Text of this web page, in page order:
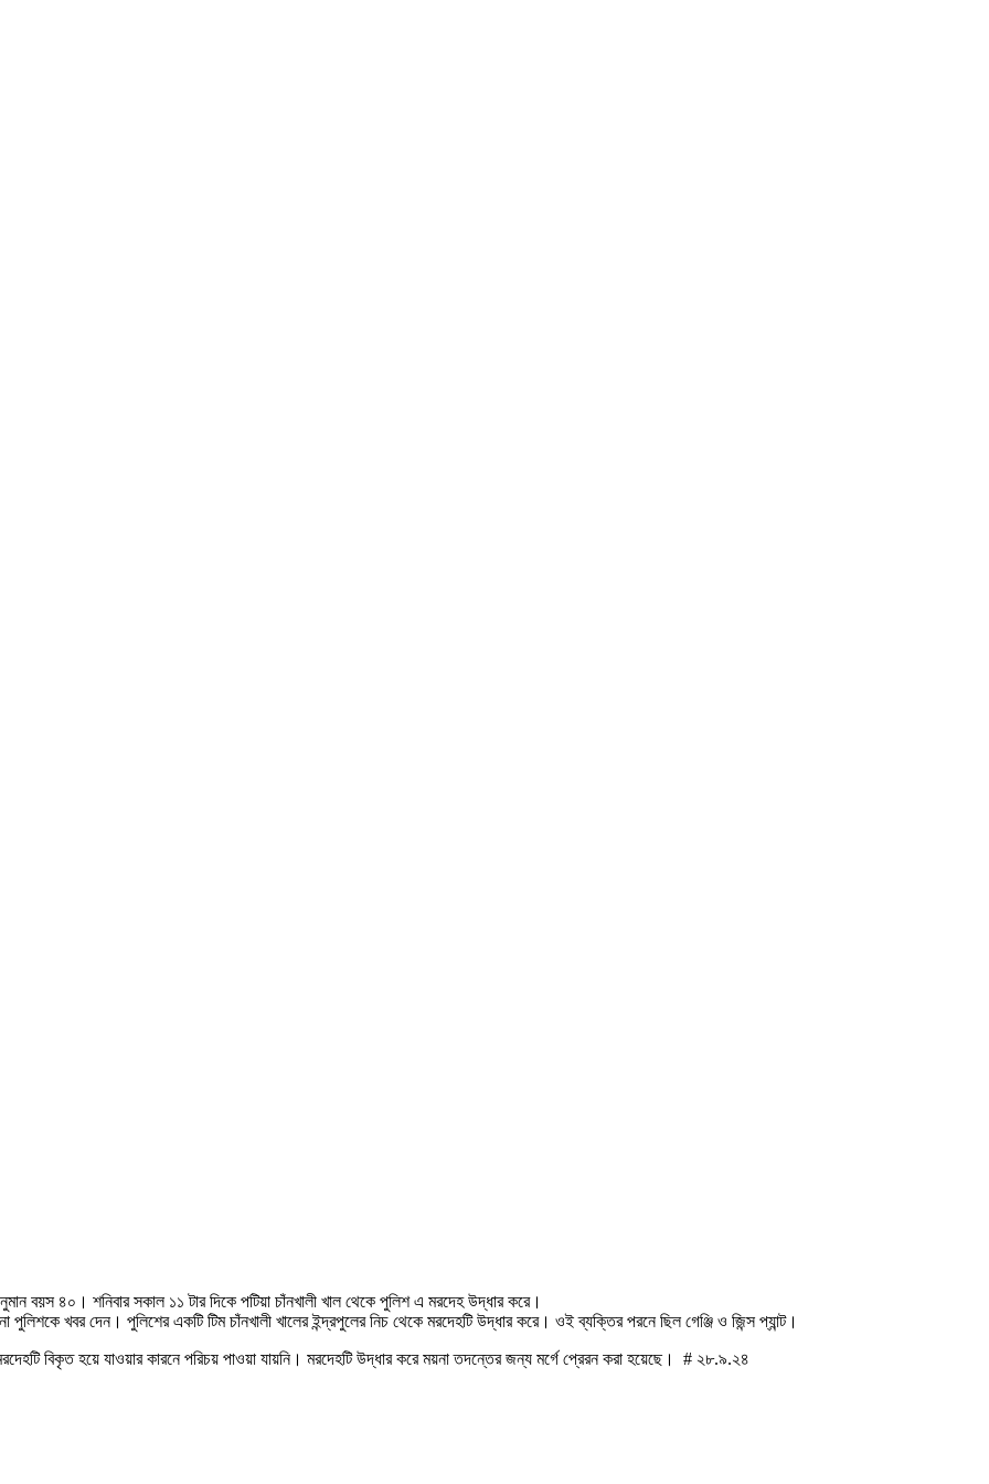
বয়স ৪০। শনিবার সকাল ১১ টার দিকে পটিয়া চাঁনখালী খাল থেকে পুলিশ এ মরদেহ উদ্ধার করে।
খবর দেন। পুলিশের একটি টিম চাঁনখালী খালের ইন্দ্রপুলের নিচ থেকে মরদেহটি উদ্ধার করে। ওই ব্যক্তির পরনে ছিল গেঞ্জি ও জিন্স প্যান্ট।
বিকৃত হয়ে যাওয়ার কারনে পরিচয় পাওয়া যায়নি। মরদেহটি উদ্ধার করে ময়না তদন্তের জন্য মর্গে প্রেরন করা হয়েছে। # ২৮.৯.২৪